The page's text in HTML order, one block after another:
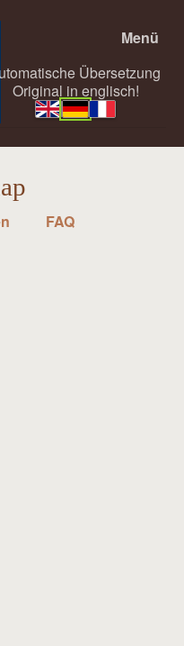
Menü
Übersetzung
Original in englisch!
FAQ